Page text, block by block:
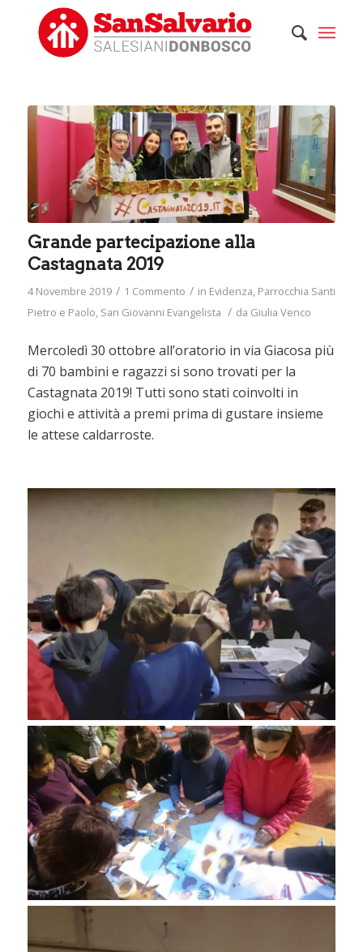
Grande partecipazione alla
Castagnata 2019
4 Novembre 2019 / 1 Commento / in Evidenza, Parrocchia Santi
Pietro e Paolo, San Giovanni Evangelista / da Giulia Venco
Mercoledì 30 ottobre all’oratorio in via Giacosa più
di 70 bambini e ragazzi si sono trovati per la
Castagnata 2019! Tutti sono stati coinvolti in
giochi e attività a premi prima di gustare insieme
le attese caldarroste.